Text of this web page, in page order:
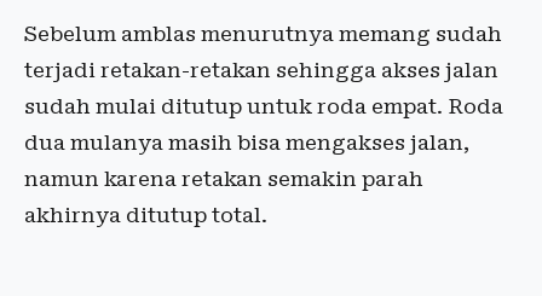
Sebelum amblas menurutnya memang sudah
terjadi retakan-retakan sehingga akses jalan
sudah mulai ditutup untuk roda empat. Roda
dua mulanya masih bisa mengakses jalan,
namun karena retakan semakin parah
akhirnya ditutup total.